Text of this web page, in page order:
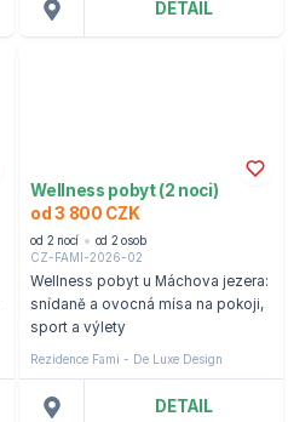
DETAIL
Wellness pobyt (2 noci)
od 3 800 CZK
od 2 nocí
od 2 osob
CZ-FAMI-2026-02
Wellness pobyt u Máchova jezera:
snídaně a ovocná mísa na pokoji,
sport a výlety
Rezidence Fami - De Luxe Design
DETAIL